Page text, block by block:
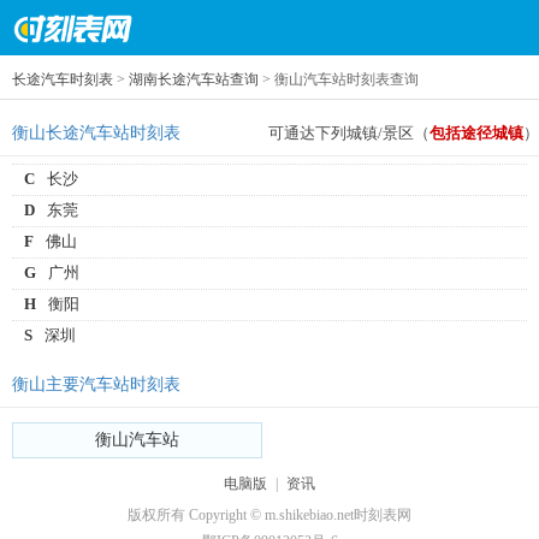
长途汽车时刻表 > 湖南长途汽车站查询 > 衡山汽车站时刻表查询
衡山长途汽车站时刻表 可通达下列城镇/景区（包括途径城镇）
C
长沙
D
东莞
F
佛山
G
广州
H
衡阳
S
深圳
衡山主要汽车站时刻表
衡山汽车站
电脑版
资讯
版权所有 Copyright © m.shikebiao.net时刻表网